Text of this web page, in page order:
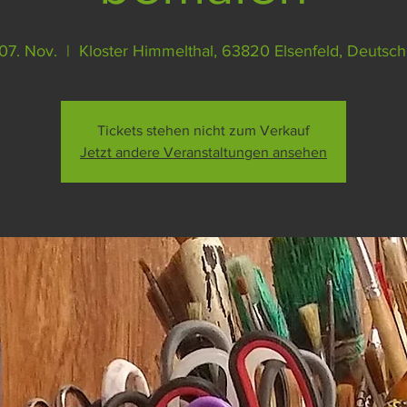
Nov.
  |
Kloster Himmelthal, 63820 Elsenfeld,
Tickets stehen nicht zum Verkauf
Jetzt andere Veranstaltungen ansehen